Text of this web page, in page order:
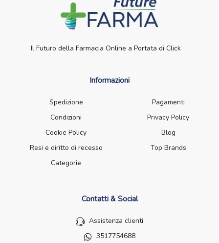
Il Futuro della Farmacia Online a Portata di Click
Informazioni
Spedizione
Pagamenti
Condizioni
Privacy Policy
Cookie Policy
Blog
Resi e diritto di recesso
Top Brands
Categorie
Contatti & Social
Assistenza clienti
3517754688